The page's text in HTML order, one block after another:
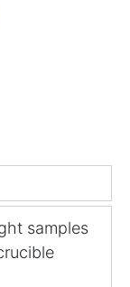
samples